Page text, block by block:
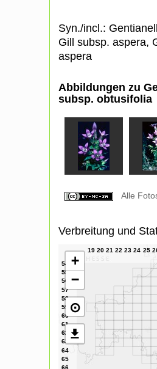
Syn./incl.:
Gill subsp. aspera,
aspera
Abbildungen zu
subsp. obtusifolia
Alle
Verbreitung und
+
−
⊙